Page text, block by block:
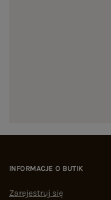
INFORMACJE O BUTIK
Zarejestruj się